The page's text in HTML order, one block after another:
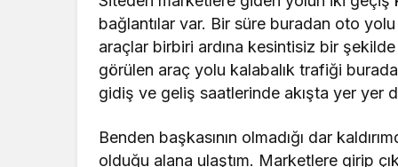
bağlantılar var. Bir süre buradan oto
araçlar birbiri ardına kesintisiz bir
görülen araç yolu kalabalık trafiği
gidiş ve geliş saatlerinde akışta yer yer
Benden başkasının olmadığı dar
olduğu alana ulaştım. Marketlere girip